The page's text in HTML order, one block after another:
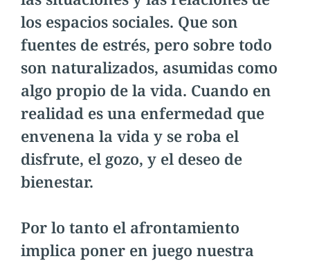
los espacios sociales. Que son
fuentes de estrés, pero sobre todo
son naturalizados, asumidas como
algo propio de la vida. Cuando en
realidad es una enfermedad que
envenena la vida y se roba el
disfrute, el gozo, y el deseo de
bienestar.
Por lo tanto el afrontamiento
implica poner en juego nuestra